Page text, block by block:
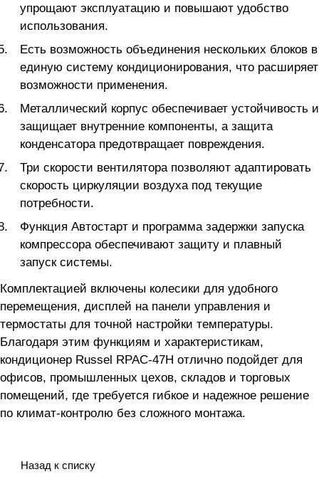
упрощают эксплуатацию и повышают удобство
использования.
Есть возможность объединения нескольких блоков в
единую систему кондиционирования, что расширяет
возможности применения.
Металлический корпус обеспечивает устойчивость и
защищает внутренние компоненты, а защита
конденсатора предотвращает повреждения.
Три скорости вентилятора позволяют адаптировать
скорость циркуляции воздуха под текущие
потребности.
Функция Автостарт и программа задержки запуска
компрессора обеспечивают защиту и плавный
запуск системы.
Комплектацией включены колесики для удобного
перемещения, дисплей на панели управления и
термостаты для точной настройки температуры.
Благодаря этим функциям и характеристикам,
кондиционер Russel RPAC-47H отлично подойдет для
офисов, промышленных цехов, складов и торговых
помещений, где требуется гибкое и надежное решение
по климат-контролю без сложного монтажа.
Назад к списку